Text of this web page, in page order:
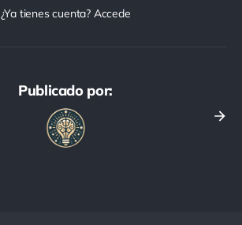
¿Ya tienes cuenta? Accede
Publicado por: